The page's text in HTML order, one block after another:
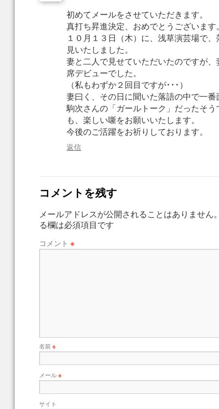
初めてメールをさせていただきます。
真打ち昇進決定、おめでとうございます
１０月１３日（木）に、浅草演芸場で
見いたしました。
妻と二人で見せていただいたのですが、
席デビューでした。
（私もわずか２回目ですが･･･）
妻曰く、その日に聞いた落語の中で一番
駒次さんの「ガールトーク」だったそう
も、楽しい噺をお願いいたします。
今後のご活躍をお祈りしております。
返信
コメントを残す
メールアドレスが公開されることはありません
る欄は必須項目です
コメント ※
名前※
メール※
サイト